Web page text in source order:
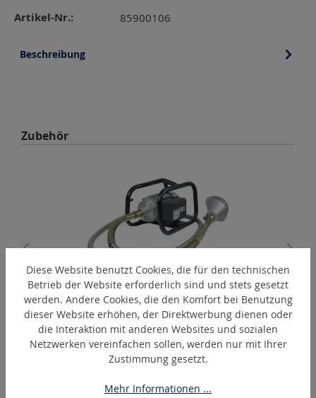
Artikel-Nr.: 85900106
Beschreibung
Produktgalerie überspringen
Zubehör
Record "C" 115-M14
Entrostungs- und Reinigungsmaschine
Diese Website benutzt Cookies, die für den technischen
Betrieb der Website erforderlich sind und stets gesetzt
werden. Andere Cookies, die den Komfort bei Benutzung
dieser Website erhöhen, der Direktwerbung dienen oder
die Interaktion mit anderen Websites und sozialen
Netzwerken vereinfachen sollen, werden nur mit Ihrer
Zustimmung gesetzt.
Mehr Informationen ...